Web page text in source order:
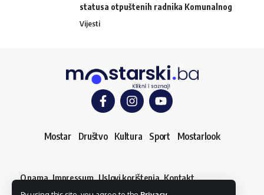
statusa otpuštenih radnika Komunalnog
Vijesti
Mostar Društvo Kultura Sport Mostarlook
O nama Impressum Uslovi korištenja Kontakt
Dojavi vijest